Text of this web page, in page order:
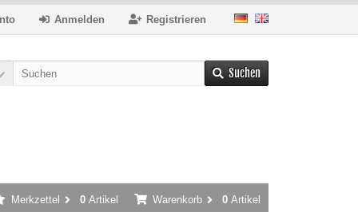
Registrieren
Anmelden
Suchen
Warenkorb 0 Artikel
Merkzettel 0 Artikel